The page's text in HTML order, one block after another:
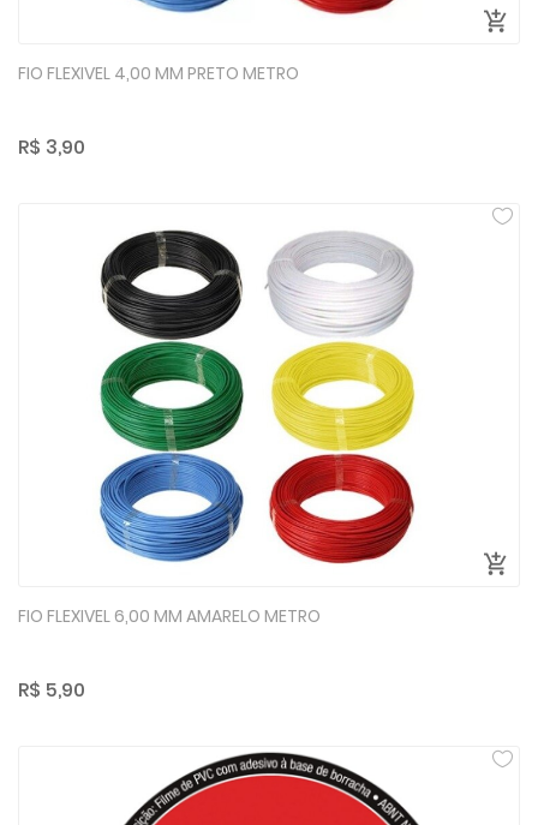
FIO FLEXIVEL 4,00 MM PRETO METRO
R$ 3,90
FIO FLEXIVEL 6,00 MM AMARELO METRO
R$ 5,90